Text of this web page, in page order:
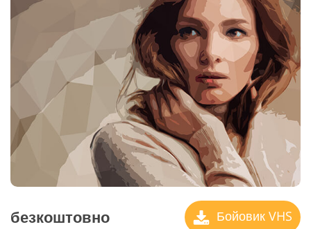
безкоштовно Бойовик VHS